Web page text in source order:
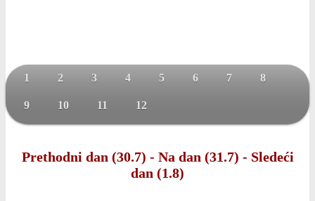
1 2 3 4 5 6 7 8
9 10 11 12
Prethodni dan (30.7) - Na dan (31.7) - Sledeći
dan (1.8)